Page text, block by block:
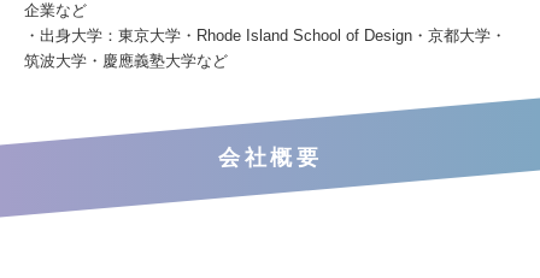
企業など
・出身大学：東京大学・Rhode Island School of Design・京都大学・
筑波大学・慶應義塾大学など
会社概要